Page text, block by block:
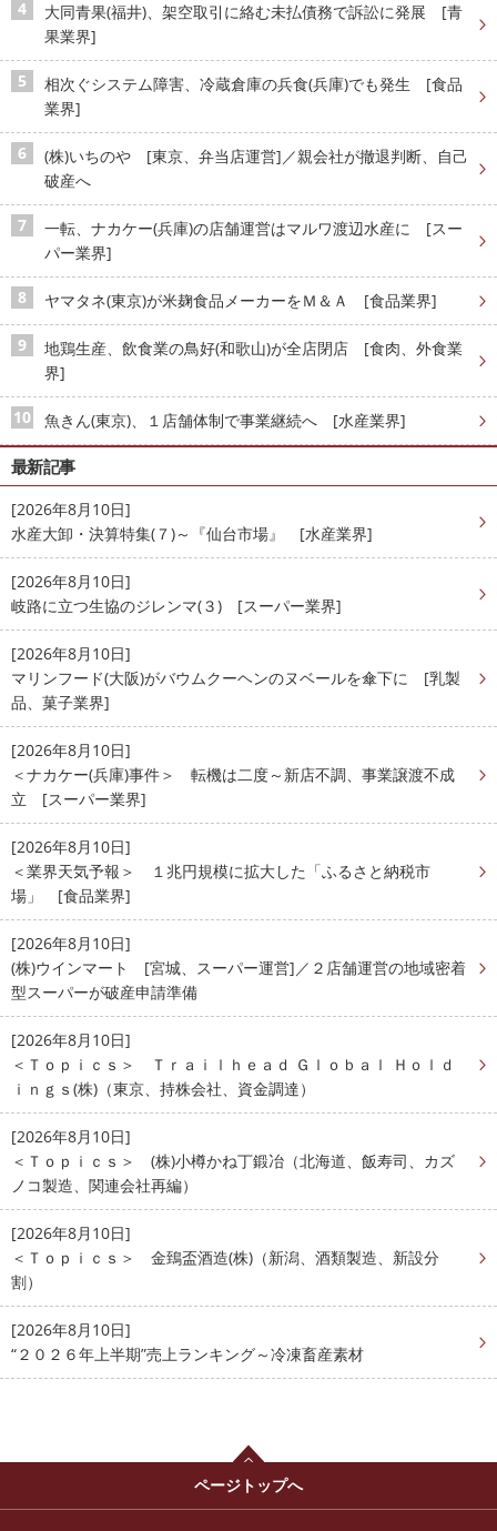
大同青果(福井)、架空取引に絡む未払債務で訴訟に発展 [青
果業界]
相次ぐシステム障害、冷蔵倉庫の兵食(兵庫)でも発生 [食品
業界]
(株)いちのや [東京、弁当店運営]／親会社が撤退判断、自己
破産へ
一転、ナカケー(兵庫)の店舗運営はマルワ渡辺水産に [スー
パー業界]
ヤマタネ(東京)が米麹食品メーカーをＭ＆Ａ [食品業界]
地鶏生産、飲食業の鳥好(和歌山)が全店閉店 [食肉、外食業
界]
魚きん(東京)、１店舗体制で事業継続へ [水産業界]
最新記事
[2026年8月10日]
水産大卸・決算特集(７)～『仙台市場』 [水産業界]
[2026年8月10日]
岐路に立つ生協のジレンマ(３) [スーパー業界]
[2026年8月10日]
マリンフード(大阪)がバウムクーヘンのヌベールを傘下に [乳製
品、菓子業界]
[2026年8月10日]
＜ナカケー(兵庫)事件＞ 転機は二度～新店不調、事業譲渡不成
立 [スーパー業界]
[2026年8月10日]
＜業界天気予報＞ １兆円規模に拡大した「ふるさと納税市
場」 [食品業界]
[2026年8月10日]
(株)ウインマート [宮城、スーパー運営]／２店舗運営の地域密着
型スーパーが破産申請準備
[2026年8月10日]
＜Ｔｏｐｉｃｓ＞ Ｔｒａｉｌｈｅａｄ Ｇｌｏｂａｌ Ｈｏｌｄ
ｉｎｇｓ(株)（東京、持株会社、資金調達）
[2026年8月10日]
＜Ｔｏｐｉｃｓ＞ (株)小樽かね丁鍛冶（北海道、飯寿司、カズ
ノコ製造、関連会社再編）
[2026年8月10日]
＜Ｔｏｐｉｃｓ＞ 金鵄盃酒造(株)（新潟、酒類製造、新設分
割）
[2026年8月10日]
“２０２６年上半期”売上ランキング～冷凍畜産素材
ページトップへ